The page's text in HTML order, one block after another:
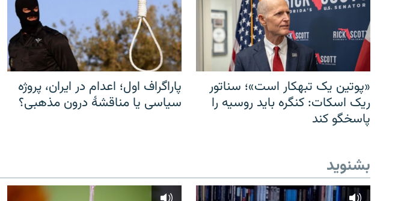
«پوتین یک تبهکار است»؛ سناتور
ریک اسکات: کنگره باید روسیه را
پاسخگو کند
پاراگراف اول؛ اعدام در ایران، پروژه
سیاسی یا مناقشهٔ درون مذهبی؟
بشنوید